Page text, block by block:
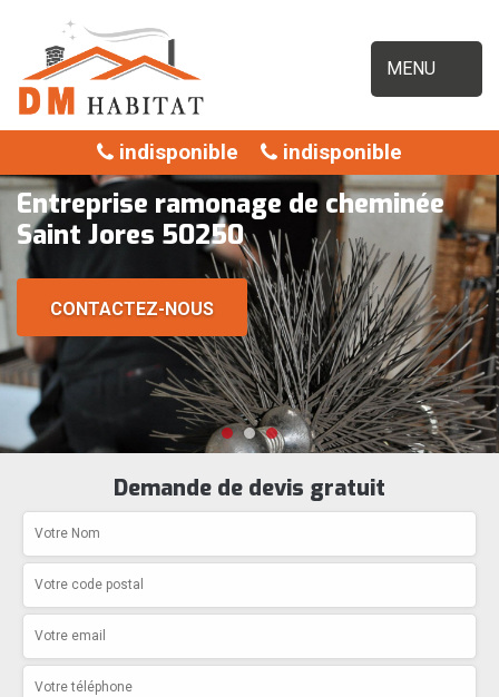
MENU
indisponible indisponible
Entreprise ramonage de cheminée
Saint Jores 50250
CONTACTEZ-NOUS
Demande de devis gratuit